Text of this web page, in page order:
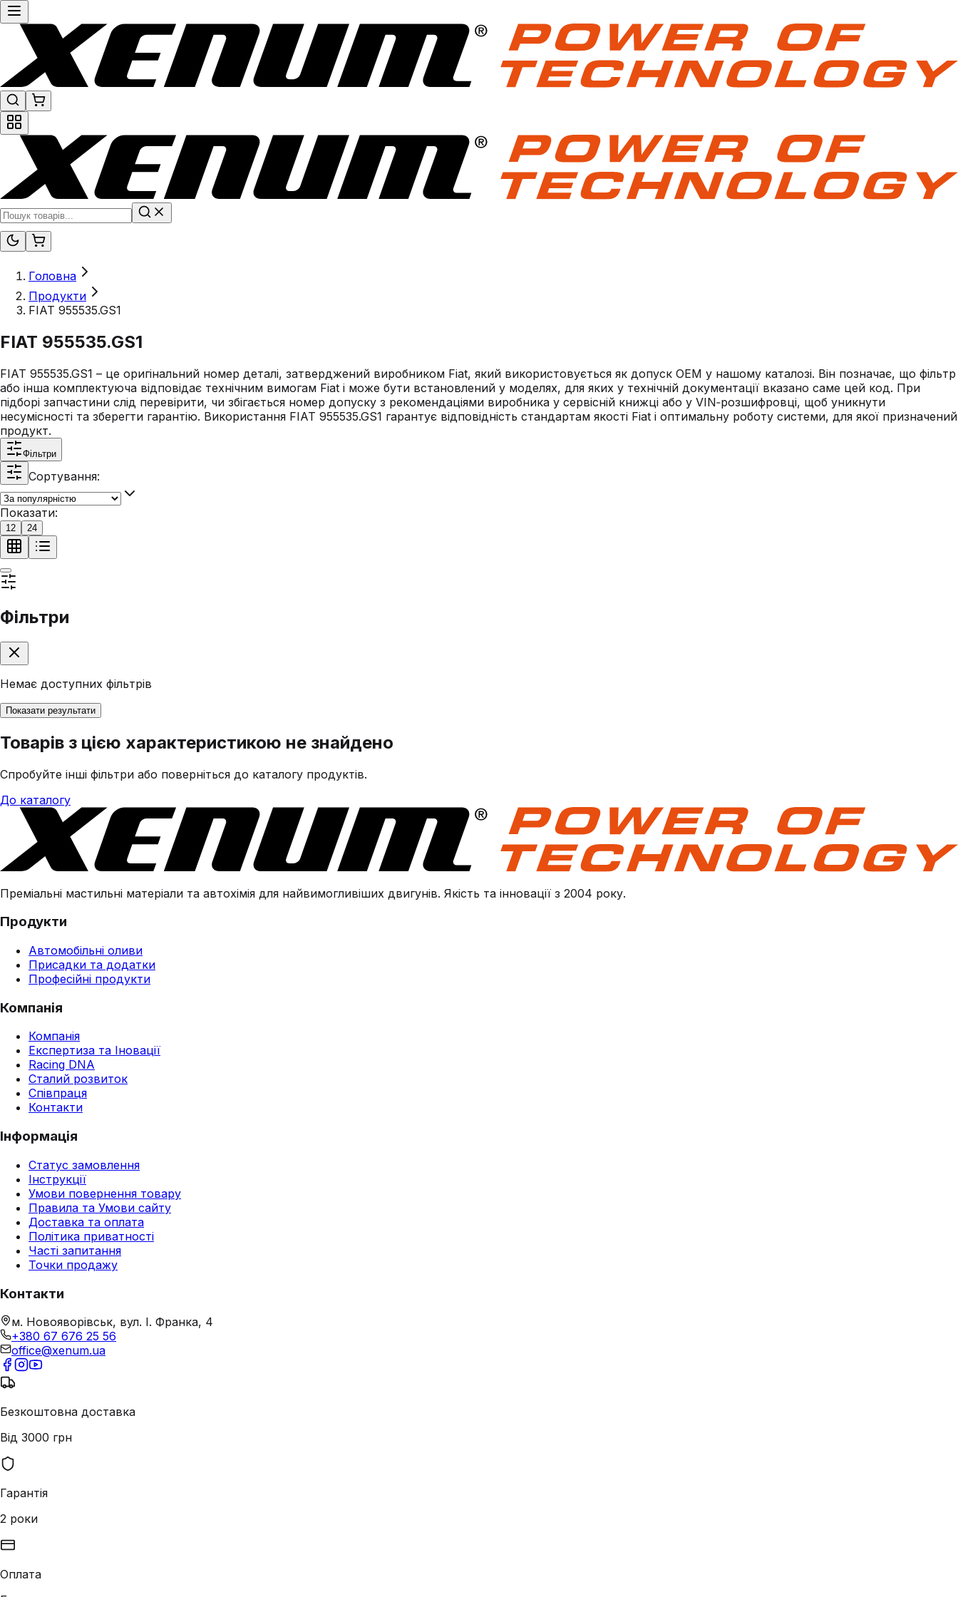
Головна
Продукти
FIAT 955535.GS1
FIAT 955535.GS1
FIAT 955535.GS1 – це оригінальний номер деталі, затверджений виробником Fiat, який використовується як допуск OEM у нашому каталозі. Він позначає, що фільтр
або інша комплектуюча відповідає технічним вимогам Fiat і може бути встановлений у моделях, для яких у технічній документації вказано саме цей код. При
підборі запчастини слід перевірити, чи збігається номер допуску з рекомендаціями виробника у сервісній книжці або у VIN‑розшифровці, щоб уникнути
несумісності та зберегти гарантію. Використання FIAT 955535.GS1 гарантує відповідність стандартам якості Fiat і оптимальну роботу системи, для якої призначений
продукт.
Фільтри
Сортування:
Показати:
12 24
Фільтри
Немає доступних фільтрів
Показати результати
Товарів з цією характеристикою не знайдено
Спробуйте інші фільтри або поверніться до каталогу продуктів.
До каталогу
Преміальні мастильні матеріали та автохімія для найвимогливіших двигунів. Якість та інновації з 2004 року.
Продукти
Автомобільні оливи
Присадки та додатки
Професійні продукти
Компанія
Компанія
Експертиза та Іновації
Racing DNA
Сталий розвиток
Співпраця
Контакти
Інформація
Статус замовлення
Інструкції
Умови повернення товару
Правила та Умови сайту
Доставка та оплата
Політика приватності
Часті запитання
Точки продажу
Контакти
м. Новояворівськ, вул. І. Франка, 4
+380 67 676 25 56
office@xenum.ua
Безкоштовна доставка
Від 3000 грн
Гарантія
2 роки
Оплата